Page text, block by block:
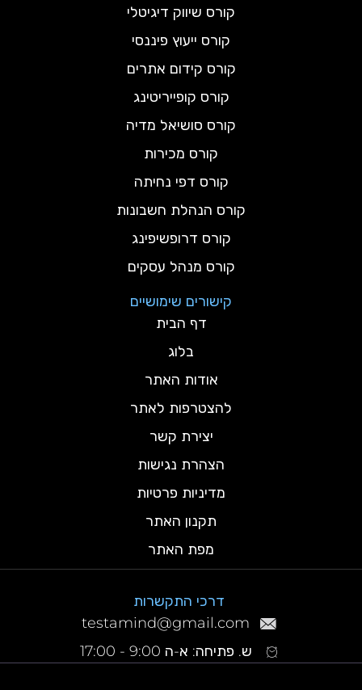
קורס שיווק דיגיטלי
קורס ייעוץ פיננסי
קורס קידום אתרים
קורס קופייריטינג
קורס סושיאל מדיה
קורס מכירות
קורס דפי נחיתה
קורס הנהלת חשבונות
קורס דרופשיפינג
קורס מנהל עסקים
קישורים שימושיים
דף הבית
בלוג
אודות האתר
להצטרפות לאתר
יצירת קשר
הצהרת נגישות
מדיניות פרטיות
תקנון האתר
מפת האתר
דרכי התקשרות
testamind@gmail.com
ש. פתיחה: א-ה 9:00 - 17:00